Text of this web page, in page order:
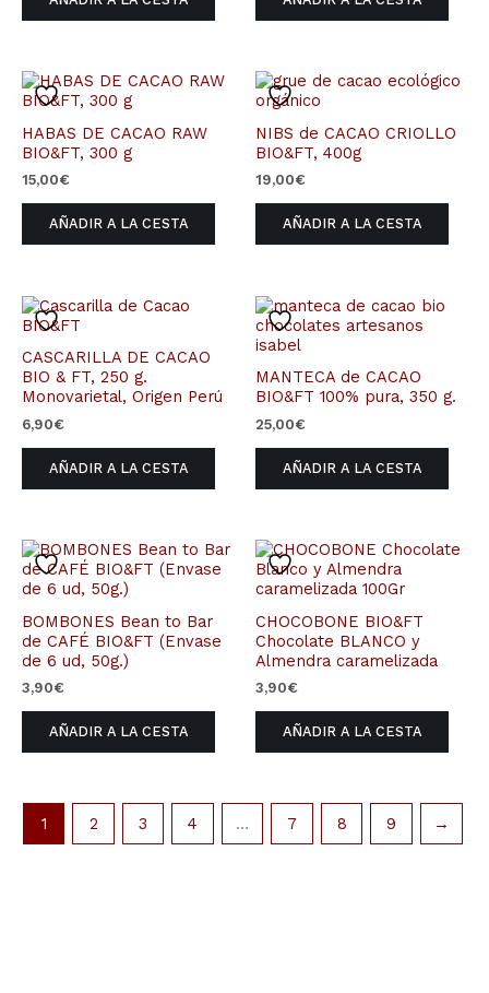
HABAS DE CACAO RAW
BIO&FT, 300 g
15,00€
AÑADIR A LA CESTA
NIBS de CACAO CRIOLLO
BIO&FT, 400g
19,00€
AÑADIR A LA CESTA
CASCARILLA DE CACAO
BIO & FT, 250 g.
Monovarietal, Origen Perú
6,90€
AÑADIR A LA CESTA
MANTECA de CACAO
BIO&FT 100% pura, 350 g.
25,00€
AÑADIR A LA CESTA
BOMBONES Bean to Bar
de CAFÉ BIO&FT (Envase
de 6 ud, 50g.)
3,90€
AÑADIR A LA CESTA
CHOCOBONE BIO&FT
Chocolate BLANCO y
Almendra caramelizada
3,90€
AÑADIR A LA CESTA
1 2 3 4 … 7 8 9 →